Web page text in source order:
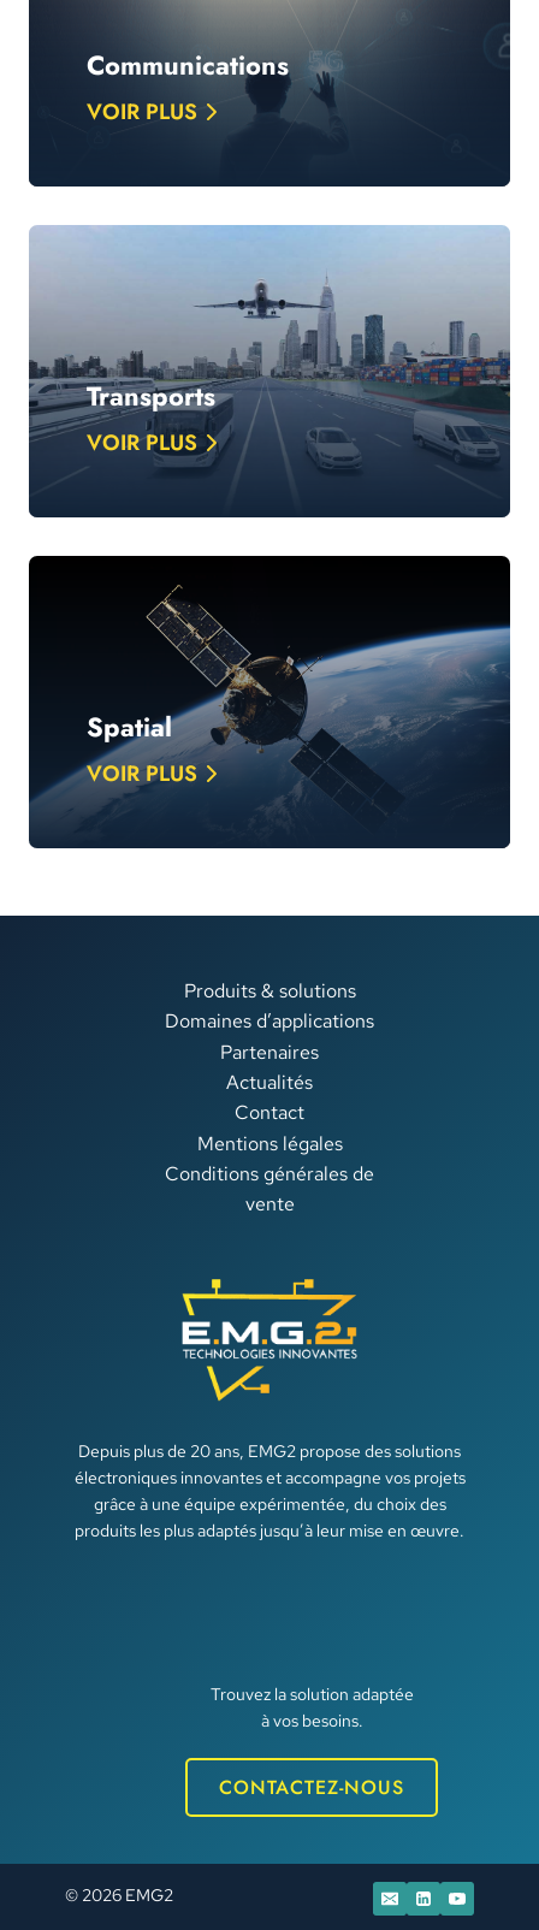
Communications
VOIR PLUS
Transports
VOIR PLUS
Spatial
VOIR PLUS
Produits & solutions
Domaines d’applications
Partenaires
Actualités
Contact
Mentions légales
Conditions générales de
vente
Depuis plus de 20 ans, EMG2 propose des solutions
électroniques innovantes et accompagne vos projets
grâce à une équipe expérimentée, du choix des
produits les plus adaptés jusqu’à leur mise en œuvre.
Trouvez la solution adaptée
à vos besoins.
CONTACTEZ-NOUS
© 2026 EMG2